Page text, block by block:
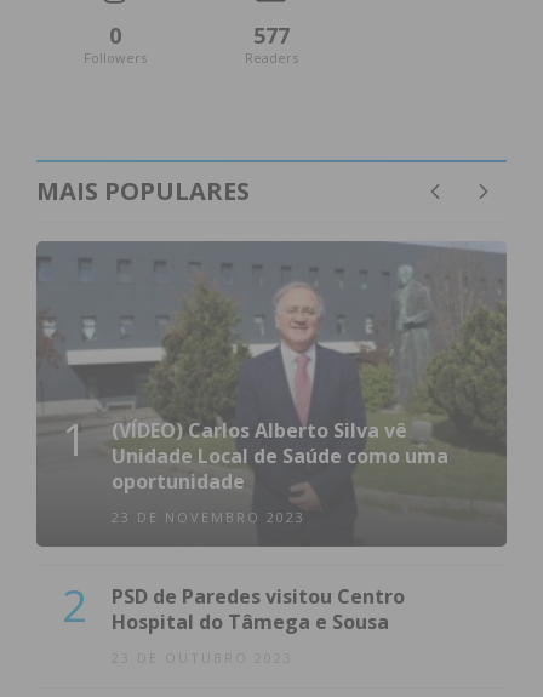
Subscreva a newsletter do
Imediato
Assine nossa newsletter por e-mail e
obtenha de forma regular a informação
0
Followers
577
Readers
MAIS POPULARES
1
(VÍDEO) Carlos Alberto Silva vê
Unidade Local de Saúde como uma
oportunidade
23 DE NOVEMBRO 2023
2
PSD de Paredes visitou Centro
Hospital do Tâmega e Sousa
23 DE OUTUBRO 2023